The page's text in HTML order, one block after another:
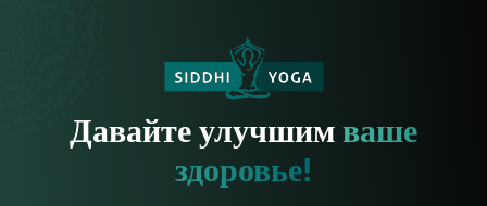
Давайте улучшимваше
здоровье!